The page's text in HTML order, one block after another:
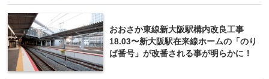
おおさか東線新大阪駅構内改良工事
18.03〜新大阪駅在来線ホームの「のり
ば番号」が改番される事が明らかに！